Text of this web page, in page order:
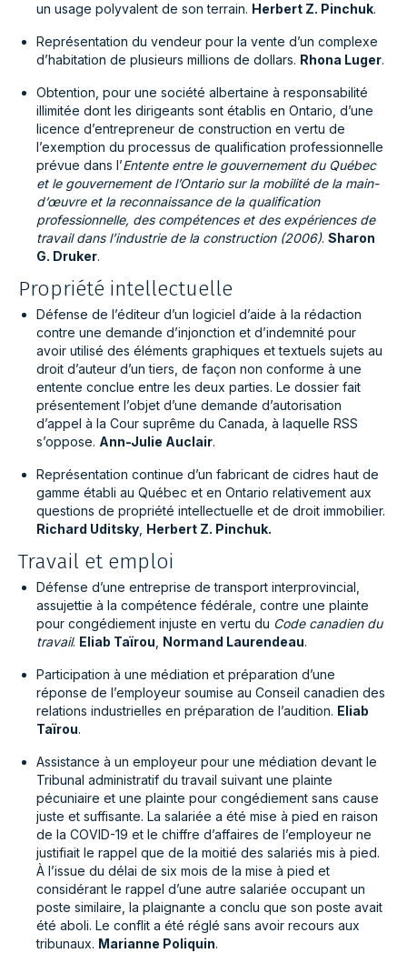
un usage polyvalent de son terrain. Herbert Z. Pinchuk.
Représentation du vendeur pour la vente d’un complexe
d’habitation de plusieurs millions de dollars. Rhona Luger.
Obtention, pour une société albertaine à responsabilité
illimitée dont les dirigeants sont établis en Ontario, d’une
licence d’entrepreneur de construction en vertu de
l’exemption du processus de qualification professionnelle
prévue dans l’Entente entre le gouvernement du Québec
et le gouvernement de l’Ontario sur la mobilité de la main-
d’œuvre et la reconnaissance de la qualification
professionnelle, des compétences et des expériences de
travail dans l’industrie de la construction (2006). Sharon
G. Druker.
Propriété intellectuelle
Défense de l’éditeur d’un logiciel d’aide à la rédaction
contre une demande d’injonction et d’indemnité pour
avoir utilisé des éléments graphiques et textuels sujets au
droit d’auteur d’un tiers, de façon non conforme à une
entente conclue entre les deux parties. Le dossier fait
présentement l’objet d’une demande d’autorisation
d’appel à la Cour suprême du Canada, à laquelle RSS
s’oppose. Ann-Julie Auclair.
Représentation continue d’un fabricant de cidres haut de
gamme établi au Québec et en Ontario relativement aux
questions de propriété intellectuelle et de droit immobilier.
Richard Uditsky Herbert Z. Pinchuk.
Travail et emploi
Défense d’une entreprise de transport interprovincial,
assujettie à la compétence fédérale, contre une plainte
pour congédiement injuste en vertu du Code canadien du
travail. Eliab Taïrou Normand Laurendeau.
Participation à une médiation et préparation d’une
réponse de l’employeur soumise au Conseil canadien des
relations industrielles en préparation de l’audition. Eliab
Taïrou.
Assistance à un employeur pour une médiation devant le
Tribunal administratif du travail suivant une plainte
pécuniaire et une plainte pour congédiement sans cause
juste et suffisante. La salariée a été mise à pied en raison
de la COVID-19 et le chiffre d’affaires de l’employeur ne
justifiait le rappel que de la moitié des salariés mis à pied.
À l’issue du délai de six mois de la mise à pied et
considérant le rappel d’une autre salariée occupant un
poste similaire, la plaignante a conclu que son poste avait
été aboli. Le conflit a été réglé sans avoir recours aux
tribunaux. Marianne Poliquin.